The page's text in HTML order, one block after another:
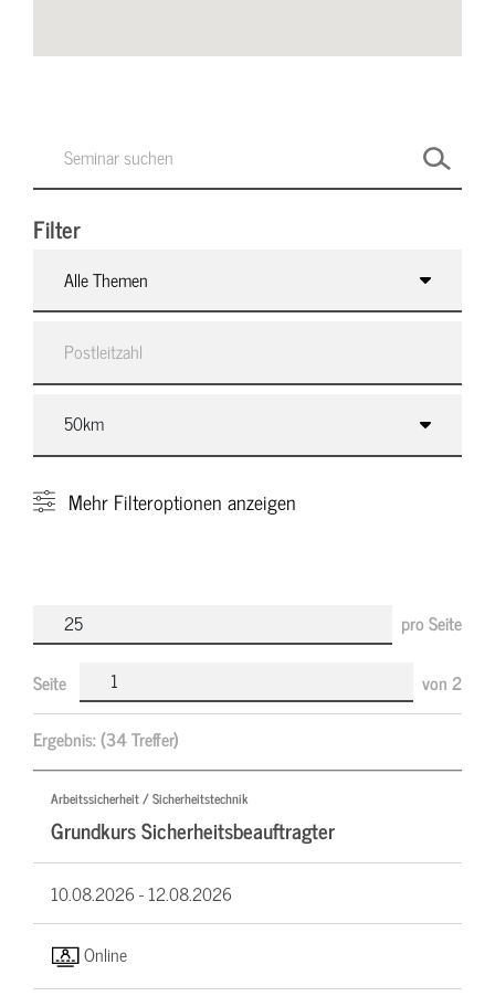
Filter
Alle Themen
Mehr Filteroptionen anzeigen
pro Seite
Seite von2
Ergebnis:(34 Treffer)
Arbeitssicherheit / Sicherheitstechnik
Grundkurs Sicherheitsbeauftragter
10.08.2026 -12.08.2026
Online